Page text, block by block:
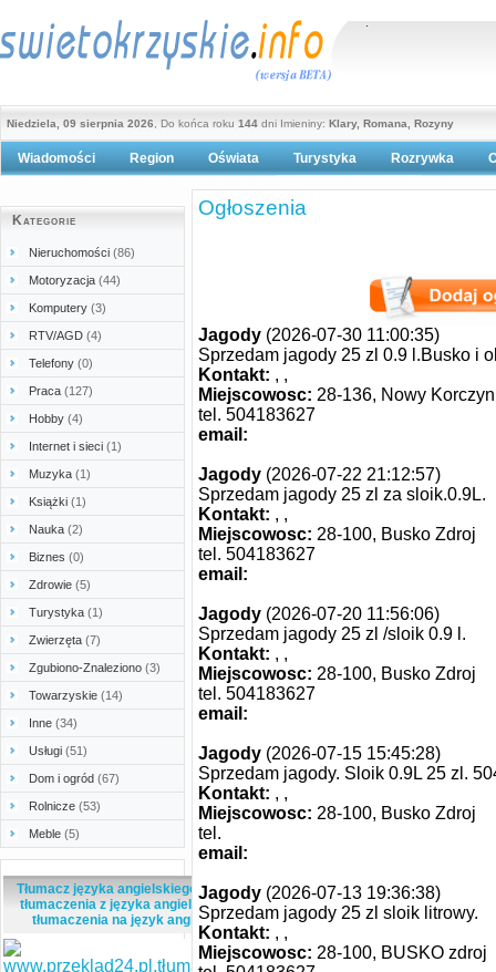
Niedziela, 09 sierpnia 2026 , Do końca roku 144 dni Imieniny: Klary, Romana, Rozyny
Wiadomości Region Oświata Turystyka
Polityka prywatności
Rozrywka
Kategorie
Nieruchomości (86)
Motoryzacja (44)
Komputery (3)
RTV/AGD (4)
Telefony (0)
Praca (127)
Hobby (4)
Internet i sieci (1)
Muzyka (1)
Książki (1)
Nauka (2)
Biznes (0)
Zdrowie (5)
Turystyka (1)
Zwierzęta (7)
Zgubiono-Znaleziono (3)
Towarzyskie (14)
Inne (34)
Usługi (51)
Dom i ogród (67)
Rolnicze (53)
Meble (5)
Tłumacz języka angielskiego - tanie
tłumaczenia z języka angielskiego,
tłumaczenia na język angielski
Ogłoszenia
Jagody (2026-07-30 11:00:35)
Sprzedam jagody 25 zl 0.9 l.Busko i
Kontakt: , ,
Miejscowosc: 28-136, Nowy Korczyn
tel. 504183627
email:
Jagody (2026-07-22 21:12:57)
Sprzedam jagody 25 zl za sloik.0.9L.
Kontakt: , ,
Miejscowosc: 28-100, Busko Zdroj
tel. 504183627
email:
Jagody (2026-07-20 11:56:06)
Sprzedam jagody 25 zl /sloik 0.9 l.
Kontakt: , ,
Miejscowosc: 28-100, Busko Zdroj
tel. 504183627
email:
Jagody (2026-07-15 15:45:28)
Sprzedam jagody. Sloik 0.9L 25 zl.
Kontakt: , ,
Miejscowosc: 28-100, Busko Zdroj
tel.
email:
Jagody (2026-07-13 19:36:38)
Sprzedam jagody 25 zl sloik litrowy.
Kontakt: , ,
Miejscowosc: 28-100, BUSKO zdroj